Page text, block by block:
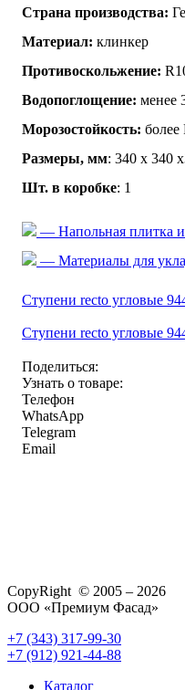
Страна производства:
Материал: клинкер
Противоскольжение:
Водопоглощение: менее
Морозостойкость: более
Размеры, мм: 340 х 340
Шт. в коробке: 1
— Напольная плитка и
— Материалы для
Ступени recto угловые
Ступени recto угловые
Поделиться:
Узнать о товаре:
Телефон
WhatsApp
Telegram
Email
CopyRight © 2005 – 2026
ООО «Премиум Фасад»
+7 (343) 317-99-30
+7 (912) 921-44-88
Каталог